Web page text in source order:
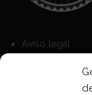
Aviso legal
Política de
Política de